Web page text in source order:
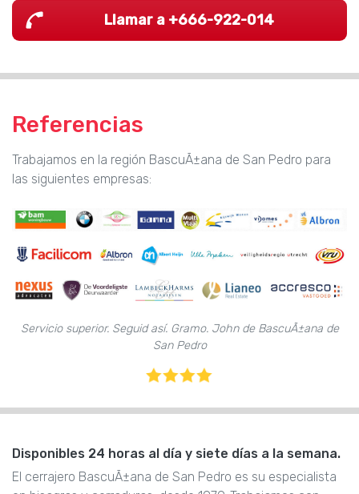
Llamar a +666-922-014
Referencias
Trabajamos en la región BascuÃ±ana de San Pedro para
las siguientes empresas:
Servicio superior. Seguid así. Gramo. John de BascuÃ±ana de
San Pedro
Disponibles 24 horas al día y siete días a la semana.
El cerrajero BascuÃ±ana de San Pedro es su especialista